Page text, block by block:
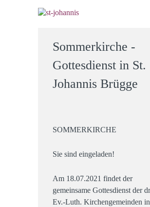
Sommerkirche -
Gottesdienst in St.
Johannis Brügge
SOMMERKIRCHE
Sie sind eingeladen!
Am 18.07.2021 findet der
gemeinsame Gottesdienst der
Ev.-Luth. Kirchengemeinden